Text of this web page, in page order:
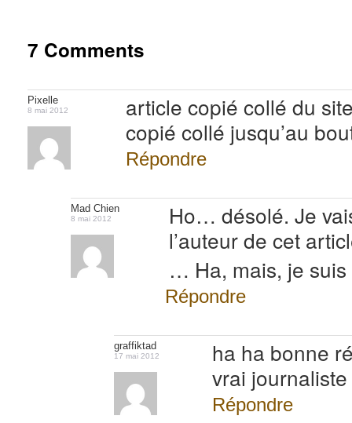
7 Comments
Pixelle
8 mai 2012
article copié collé du
copié collé jusqu’au
Répondre
Mad Chien
8 mai 2012
Ho… désolé. Je
l’auteur de cet
… Ha, mais, je suis
Répondre
graffiktad
17 mai 2012
ha ha bonne
vrai
Répondre